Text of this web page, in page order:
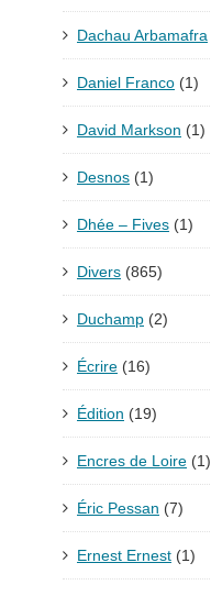
Dachau Arbamafra
Daniel Franco (1)
David Markson (1)
Desnos (1)
Dhée – Fives (1)
Divers (865)
Duchamp (2)
Écrire (16)
Édition (19)
Encres de Loire (1)
Éric Pessan (7)
Ernest Ernest (1)